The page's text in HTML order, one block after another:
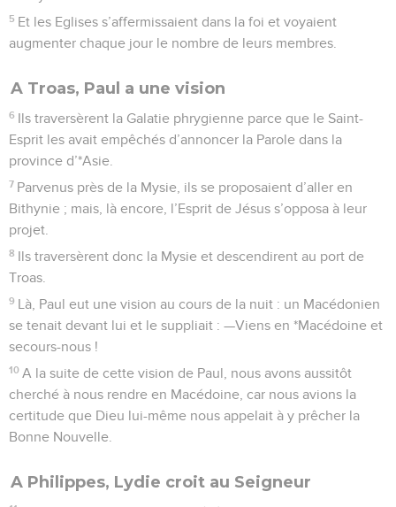
5 Et les Eglises s’affermissaient dans la foi et voyaient
augmenter chaque jour le nombre de leurs membres.
A Troas, Paul a une vision
6 Ils traversèrent la Galatie phrygienne parce que le Saint-
Esprit les avait empêchés d’annoncer la Parole dans la
province d’*Asie.
7 Parvenus près de la Mysie, ils se proposaient d’aller en
Bithynie ; mais, là encore, l’Esprit de Jésus s’opposa à leur
projet.
8 Ils traversèrent donc la Mysie et descendirent au port de
Troas.
9 Là, Paul eut une vision au cours de la nuit : un Macédonien
se tenait devant lui et le suppliait : —Viens en *Macédoine et
secours-nous !
10 A la suite de cette vision de Paul, nous avons aussitôt
cherché à nous rendre en Macédoine, car nous avions la
certitude que Dieu lui-même nous appelait à y prêcher la
Bonne Nouvelle.
A Philippes, Lydie croit au Seigneur